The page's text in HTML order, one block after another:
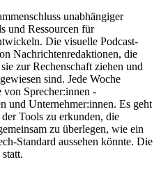
unabhängiger
und Ressourcen für
Die visuelle Podcast-
Nachrichtenredaktionen, die
zur Rechenschaft ziehen und
sind. Jede Woche
von Sprecher:innen -
und Unternehmer:innen. Es geht
Tools zu erkunden, die
zu überlegen, wie ein
Standard aussehen könnte. Die